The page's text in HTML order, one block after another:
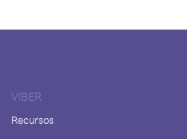
VIBER
Recursos